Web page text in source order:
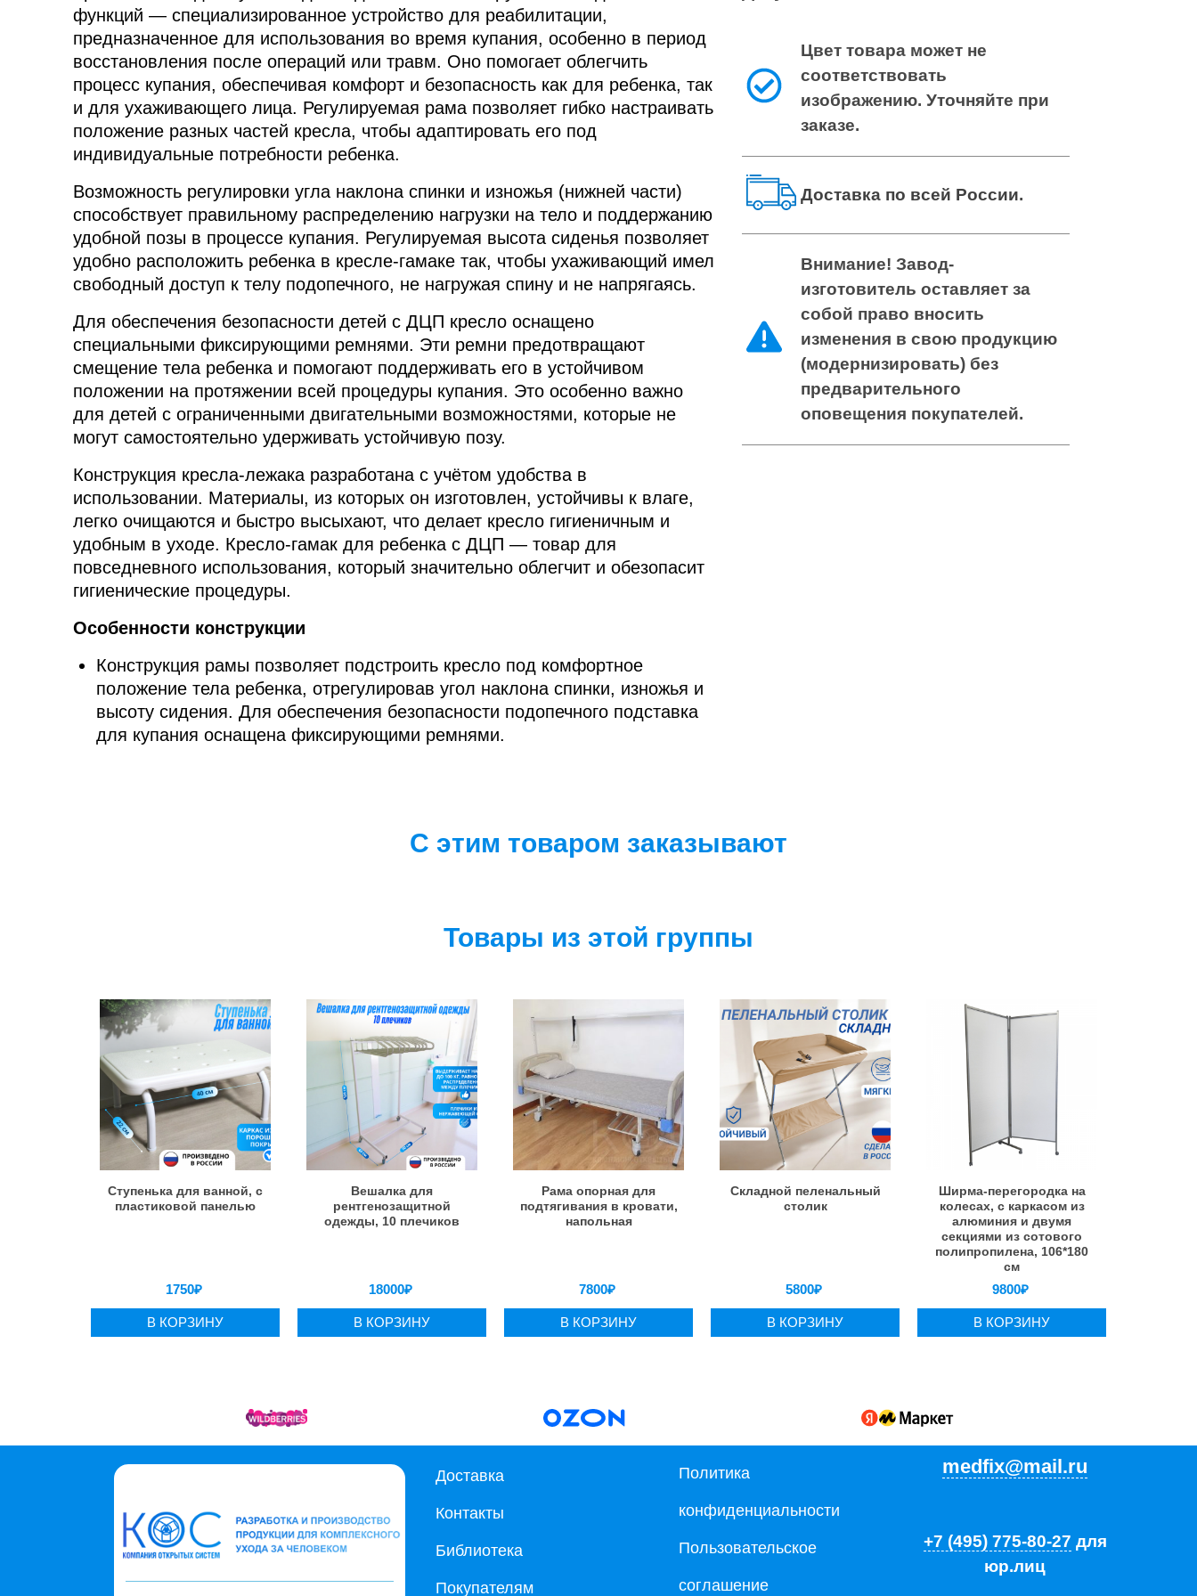
рентгенозащитной
одежды, 5
плечиков
Вешалка для
рентгенозащитной
Вешалка
настенная
для
рентгенозащитной
одежды, 5
облегчающий
пользование
Поручень в
стали
Раковина для
инвалидов, с
регулировкой
высоты
Стойка-опора
Тележка
сервировочная
для посуды,
95*55*94 см
Вешалка для
рентгенозащитной
одежды, 5
плечиков
Вешалка для
рентгенозащитной
Вешалка
настенная
для
рентгенозащитной
одежды, 5
облегчающий
унитазом
саморегуляцией
нержавеющей
стали
Раковина для
инвалидов, с
регулировкой
столик
в кровати, с
высоты
сервировочная
95*55*94 см
функций — специализированное устройство для реабилитации,
предназначенное для использования во время купания, особенно в период
восстановления после операций или травм. Оно помогает облегчить
процесс купания, обеспечивая комфорт и безопасность как для ребенка, так
и для ухаживающего лица. Регулируемая рама позволяет гибко настраивать
положение разных частей кресла, чтобы адаптировать его под
индивидуальные потребности ребенка.
Возможность регулировки угла наклона спинки и изножья (нижней части)
способствует правильному распределению нагрузки на тело и поддержанию
удобной позы в процессе купания. Регулируемая высота сиденья позволяет
удобно расположить ребенка в кресле-гамаке так, чтобы ухаживающий имел
свободный доступ к телу подопечного, не нагружая спину и не напрягаясь.
Для обеспечения безопасности детей с ДЦП кресло оснащено
специальными фиксирующими ремнями. Эти ремни предотвращают
смещение тела ребенка и помогают поддерживать его в устойчивом
положении на протяжении всей процедуры купания. Это особенно важно
для детей с ограниченными двигательными возможностями, которые не
могут самостоятельно удерживать устойчивую позу.
Конструкция кресла-лежака разработана с учётом удобства в
использовании. Материалы, из которых он изготовлен, устойчивы к влаге,
легко очищаются и быстро высыхают, что делает кресло гигиеничным и
удобным в уходе. Кресло-гамак для ребенка с ДЦП — товар для
повседневного использования, который значительно облегчит и обезопасит
гигиенические процедуры.
Особенности конструкции
Конструкция рамы позволяет подстроить кресло под комфортное
положение тела ребенка, отрегулировав угол наклона спинки, изножья и
высоту сидения. Для обеспечения безопасности подопечного подставка
для купания оснащена фиксирующими ремнями.
Цвет товара может не
соответствовать
изображению. Уточняйте при
заказе.
Доставка по всей России.
Внимание! Завод-
изготовитель оставляет за
собой право вносить
изменения в свою продукцию
(модернизировать) без
предварительного
оповещения покупателей.
С этим товаром заказывают
Товары из этой группы
Ступенька для ванной, с
пластиковой панелью
1750₽
В КОРЗИНУ
Вешалка для
рентгенозащитной
одежды, 10 плечиков
18000₽
В КОРЗИНУ
Рама опорная для
подтягивания в кровати,
напольная
7800₽
В КОРЗИНУ
Складной пеленальный
столик
5800₽
В КОРЗИНУ
Ширма-перегородка на
колесах, с каркасом из
алюминия и двумя
секциями из сотового
полипропилена, 106*180
см
9800₽
В КОРЗИНУ
Доставка
Контакты
Библиотека
Покупателям
Политика
конфиденциальности
Пользовательское
соглашение
medfix@mail.ru
+7 (495) 775-80-27 для
юр.лиц